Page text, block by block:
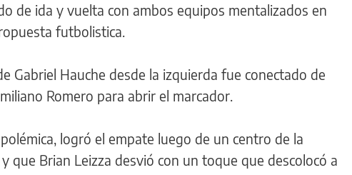
de ida y vuelta con ambos equipos mentalizados en
futbolistica.
Gabriel Hauche desde la izquierda fue conectado de
Romero para abrir el marcador.
logró el empate luego de un centro de la
que Brian Leizza desvió con un toque que descolocó a